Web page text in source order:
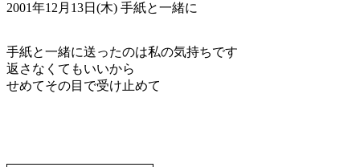
2001年12月13日(木) 手紙と一緒に
手紙と一緒に送ったのは私の気持ちです
返さなくてもいいから
せめてその目で受け止めて